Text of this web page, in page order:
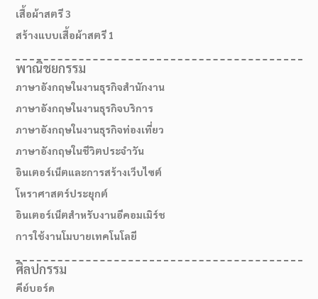
เส้นทางมาโรงเรียน
เสื้อผ้าสตรี 3
สร้างแบบเสื้อผ้าสตรี 1
พาณิชยกรรม
ภาษาอังกฤษในงานธุรกิจสำนักงาน
ภาษาอังกฤษในงานธุรกิจบริการ
ภาษาอังกฤษในงานธุรกิจท่องเที่ยว
ภาษาอังกฤษในชีวิตประจำวัน
อินเตอร์เน็ตและการสร้างเว็บไซต์
โหราศาสตร์ประยุกต์
อินเตอร์เน็ตสำหรับงานอีคอมเมิร์ช
การใช้งานโมบายเทคโนโลยี
ศิลปกรรม
คีย์บอร์ด